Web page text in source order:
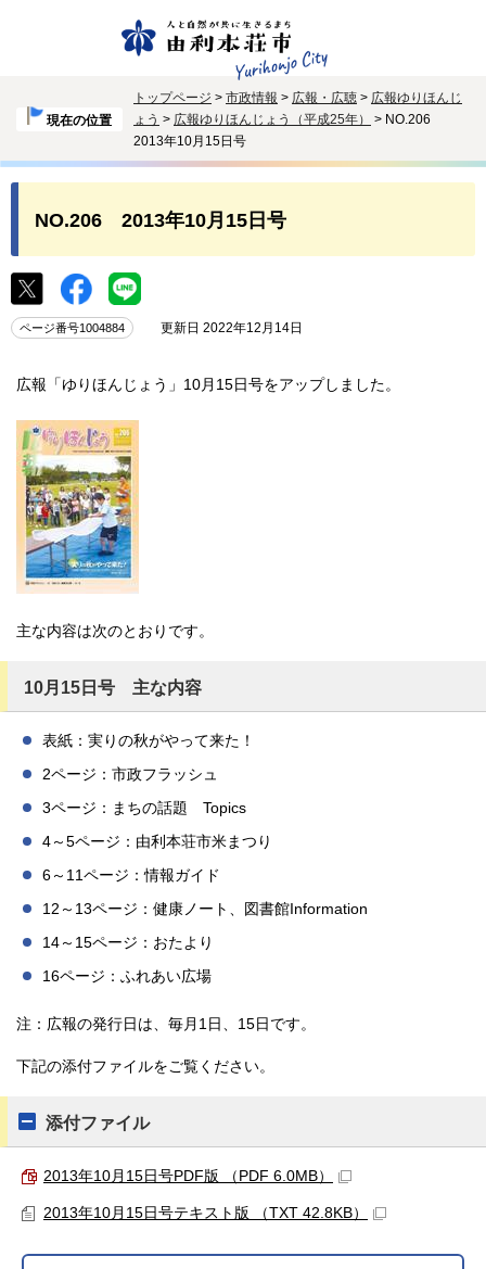
現在の位置
トップページ > 市政情報 > 広報・広聴 > 広報ゆりほんじ
ょう > 広報ゆりほんじょう（平成25年）
> NO.206
2013年10月15日号
NO.206 2013年10月15日号
ページ番号1004884 更新日 2022年12月14日
広報「ゆりほんじょう」10月15日号をアップしました。
主な内容は次のとおりです。
10月15日号 主な内容
表紙：実りの秋がやって来た！
2ページ：市政フラッシュ
3ページ：まちの話題 Topics
4～5ページ：由利本荘市米まつり
6～11ページ：情報ガイド
12～13ページ：健康ノート、図書館Information
14～15ページ：おたより
16ページ：ふれあい広場
注：広報の発行日は、毎月1日、15日です。
下記の添付ファイルをご覧ください。
添付ファイル
2013年10月15日号PDF版 （PDF 6.0MB）
2013年10月15日号テキスト版 （TXT 42.8KB）